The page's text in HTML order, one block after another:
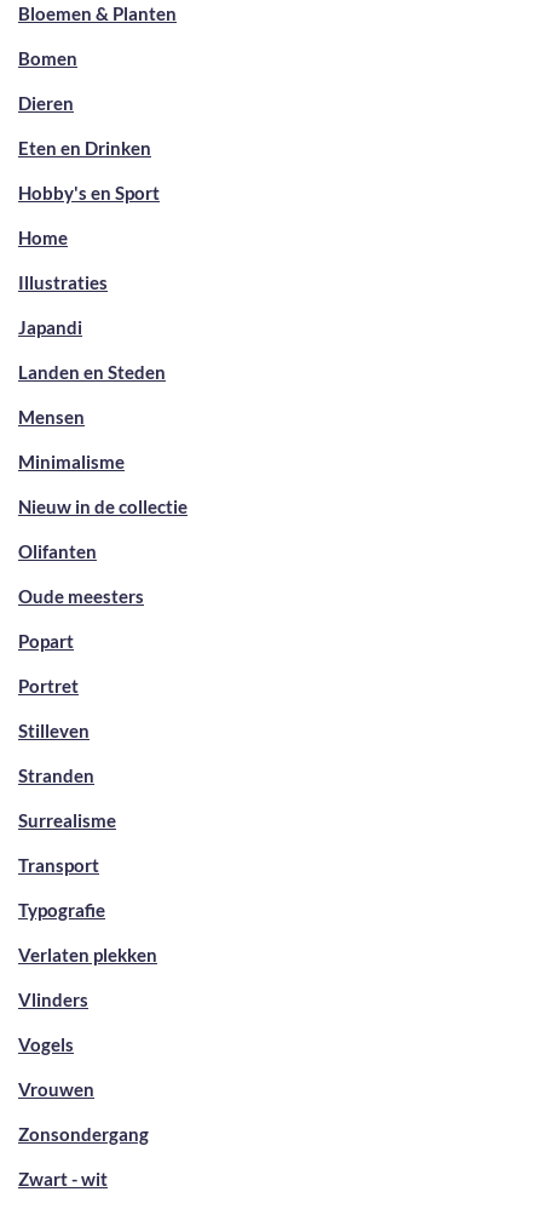
Bloemen & Planten
Bomen
Dieren
Eten en Drinken
Hobby's en Sport
Home
Illustraties
Japandi
Landen en Steden
Mensen
Minimalisme
Nieuw in de collectie
Olifanten
Oude meesters
Popart
Portret
Stilleven
Stranden
Surrealisme
Transport
Typografie
Verlaten plekken
Vlinders
Vogels
Vrouwen
Zonsondergang
Zwart - wit